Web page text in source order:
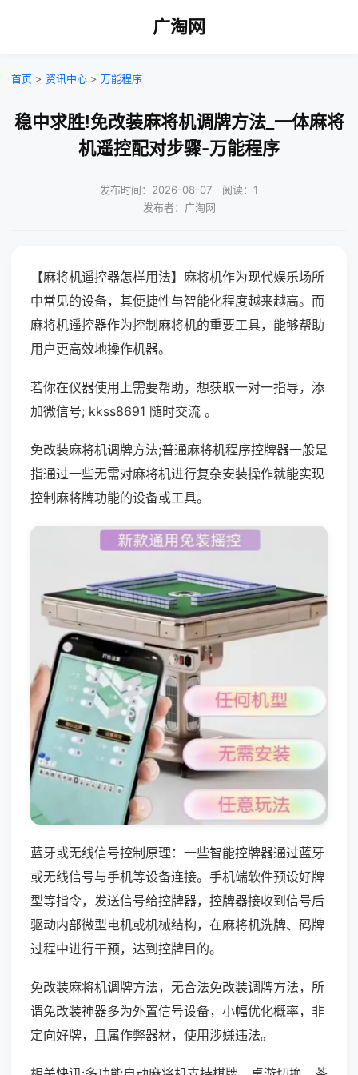
广淘网
首页 > 资讯中心 > 万能程序
稳中求胜!免改装麻将机调牌方法_一体麻将
机遥控配对步骤-万能程序
发布时间：2026-08-07｜阅读：1
发布者：广淘网
【麻将机遥控器怎样用法】麻将机作为现代娱乐场所
中常见的设备，其便捷性与智能化程度越来越高。而
麻将机遥控器作为控制麻将机的重要工具，能够帮助
用户更高效地操作机器。
若你在仪器使用上需要帮助，想获取一对一指导，添
加微信号; kkss8691 随时交流 。
免改装麻将机调牌方法;普通麻将机程序控牌器一般是
指通过一些无需对麻将机进行复杂安装操作就能实现
控制麻将牌功能的设备或工具。
蓝牙或无线信号控制原理：一些智能控牌器通过蓝牙
或无线信号与手机等设备连接。手机端软件预设好牌
型等指令，发送信号给控牌器，控牌器接收到信号后
驱动内部微型电机或机械结构，在麻将机洗牌、码牌
过程中进行干预，达到控牌目的。
免改装麻将机调牌方法，无合法免改装调牌方法，所
谓免改装神器多为外置信号设备，小幅优化概率，非
定向好牌，且属作弊器材，使用涉嫌违法。